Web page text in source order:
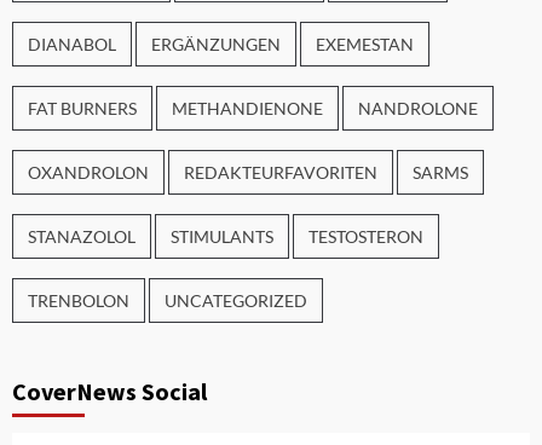
DIANABOL ERGÄNZUNGEN EXEMESTAN
FAT BURNERS METHANDIENONE NANDROLONE
OXANDROLON REDAKTEURFAVORITEN SARMS
STANAZOLOL STIMULANTS TESTOSTERON
TRENBOLON UNCATEGORIZED
CoverNews Social